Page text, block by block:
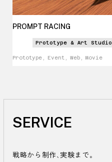
PROMPT RACING
Prototype & Art Studio
Prototype, Event, Web, Movie
SERVICE
戦略から制作、実験まで。